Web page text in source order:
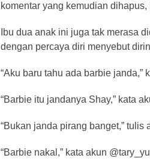
komentar yang kemudian
Ibu dua anak ini juga tak merasa
dengan percaya diri menyebut
“Aku baru tahu ada barbie janda,”
“Barbie itu jandanya Shay,” kata
“Bukan janda pirang banget,” tulis
“Barbie nakal,” kata akun